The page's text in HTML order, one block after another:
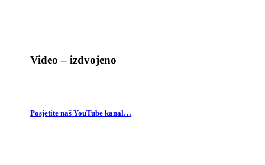
Video – izdvojeno
Posjetite naš YouTube kanal…